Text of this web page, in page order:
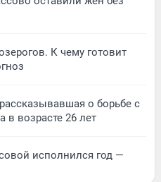
К чему готовит
о борьбе с
в возрасте 26 лет
исполнился год —